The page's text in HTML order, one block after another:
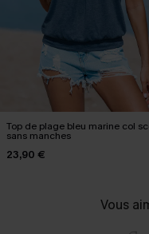
Top de plage bleu marine col
sans manches
23,90 €
Vous